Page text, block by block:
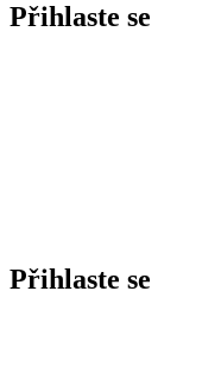
Přihlaste se
Přihlaste se